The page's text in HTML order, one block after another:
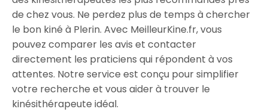
de chez vous. Ne perdez plus de temps à chercher
le bon kiné à Plerin. Avec MeilleurKine.fr, vous
pouvez comparer les avis et contacter
directement les praticiens qui répondent à vos
attentes. Notre service est conçu pour simplifier
votre recherche et vous aider à trouver le
kinésithérapeute idéal.